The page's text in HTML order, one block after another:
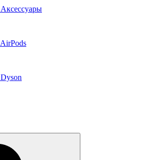
Аксессуары
AirPods
Dyson